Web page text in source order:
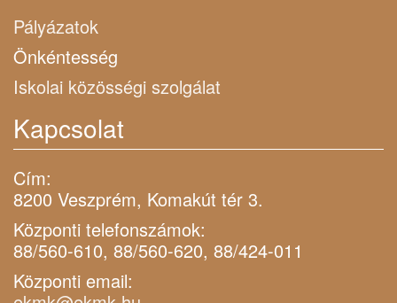
Pályázatok
Önkéntesség
Iskolai közösségi szolgálat
Kapcsolat
Cím:
8200 Veszprém, Komakút tér 3.
Központi telefonszámok:
88/560-610, 88/560-620, 88/424-011
Központi email: